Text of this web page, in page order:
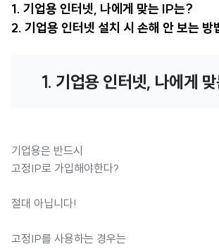
1. 기업용 인터넷, 나에게 맞는 IP는?
2. 기업용 인터넷 설치 시 손해 안 보는 방
1. 기업용 인터넷, 나에게
기업용은 반드시
고정IP로 가입해야한다?
절대 아닙니다!
고정IP를 사용하는 경우는